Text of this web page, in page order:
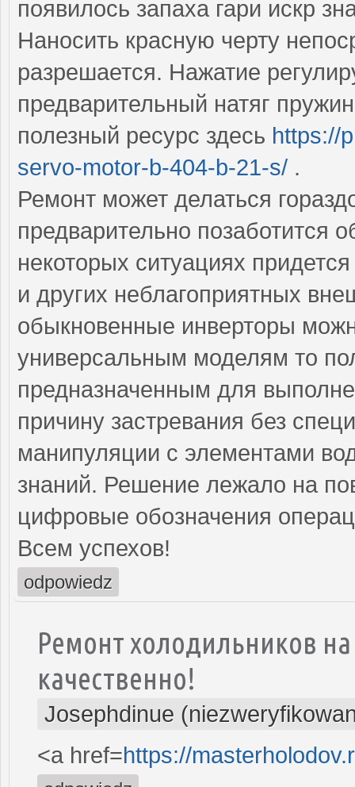
появилось запаха гари искр
Наносить красную черту
разрешается. Нажатие
предварительный натяг
полезный ресурс здесь https://
servo-motor-b-404-b-21-s/ .
Ремонт может делаться
предварительно позаботится
некоторых ситуациях
и других неблагоприятных
обыкновенные инверторы
универсальным моделям то
предназначенным для
причину застревания без
манипуляции с элементами
знаний. Решение лежало на
цифровые обозначения
Всем успехов!
odpowiedz
Ремонт холодильников
качественно!
Josephdinue
<a href=https://